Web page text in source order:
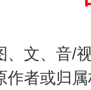
、文、音/
作者或归 生